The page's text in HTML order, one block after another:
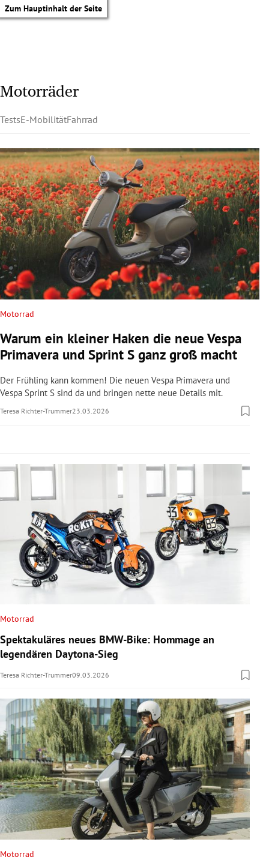
Zum Hauptinhalt der Seite
Untermenü
Untermenü
Untermenü
Untermenü
Untermenü
Untermenü
Untermenü
Motorräder
TestsE-MobilitätFahrrad
Motorrad
Warum ein kleiner Haken die neue Vespa
Primavera und Sprint S ganz groß macht
Der Frühling kann kommen! Die neuen Vespa Primavera und
Vespa Sprint S sind da und bringen nette neue Details mit.
Teresa Richter-Trummer23.03.2026
Motorrad
Spektakuläres neues BMW-Bike: Hommage an
legendären Daytona-Sieg
Teresa Richter-Trummer09.03.2026
Motorrad